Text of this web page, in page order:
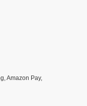
Amazon Pay,